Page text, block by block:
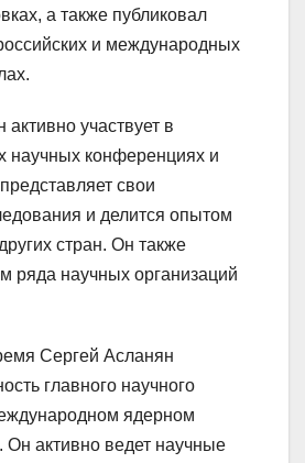
а также публиковал
и международных
участвует в
научных конференциях и
свои
и делится опытом
стран. Он также
ряда научных организаций
Сергей Асланян
главного научного
ядерном
Он активно ведет научные